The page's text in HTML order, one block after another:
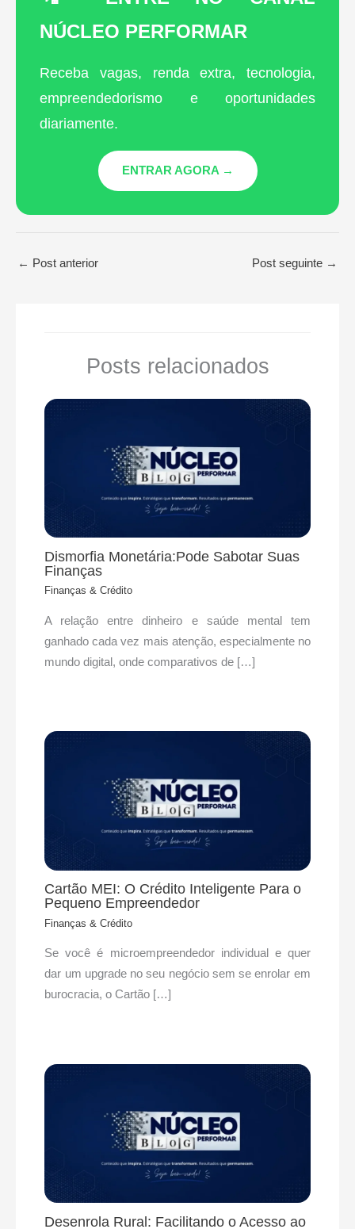
NÚCLEO PERFORMAR
Receba vagas, renda extra, tecnologia,
empreendedorismo e oportunidades
diariamente.
ENTRAR AGORA →
← Post anterior Post seguinte →
Posts relacionados
Dismorfia Monetária:Pode Sabotar Suas
Finanças
Finanças & Crédito
A relação entre dinheiro e saúde mental tem
ganhado cada vez mais atenção, especialmente no
mundo digital, onde comparativos de […]
Cartão MEI: O Crédito Inteligente Para o
Pequeno Empreendedor
Finanças & Crédito
Se você é microempreendedor individual e quer
dar um upgrade no seu negócio sem se enrolar em
burocracia, o Cartão […]
Desenrola Rural: Facilitando o Acesso ao